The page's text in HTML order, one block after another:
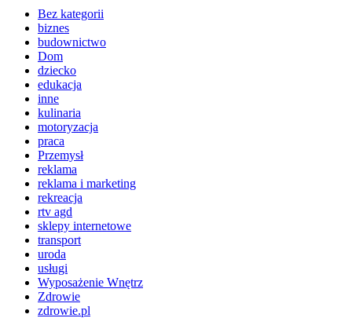
Bez kategorii
biznes
budownictwo
Dom
dziecko
edukacja
inne
kulinaria
motoryzacja
praca
Przemysł
reklama
reklama i marketing
rekreacja
rtv agd
sklepy internetowe
transport
uroda
usługi
Wyposażenie Wnętrz
Zdrowie
zdrowie.pl